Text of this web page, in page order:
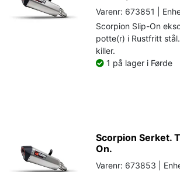
Varenr: 673851 |
Scorpion Slip-On
potte(r) i Rustfritt
killer.
1 på lager i Førde
Scorpion Serket.
On.
Varenr: 673853 |